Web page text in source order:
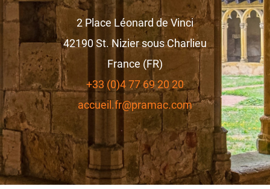
2 Place Léonard de Vinci
42190St. Nizier sous Charlieu
France (FR)
+33 (0)4 77 69 20 20
accueil.fr@pramac.com